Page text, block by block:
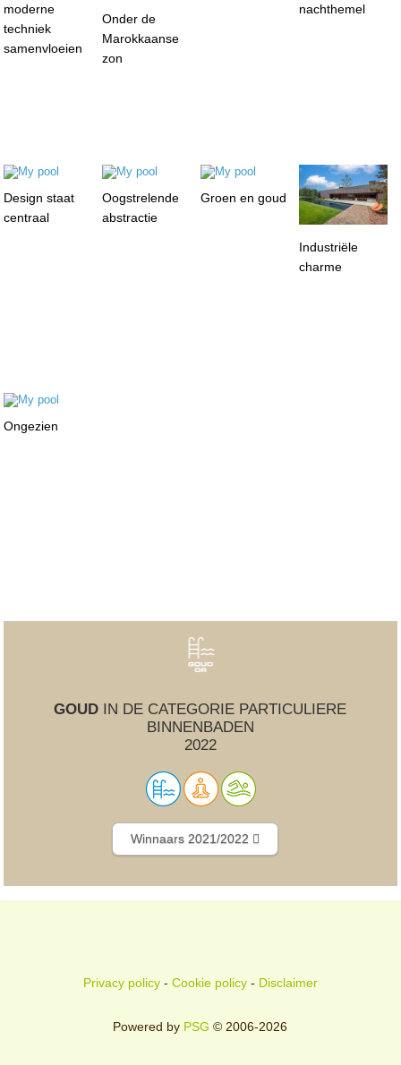
moderne
techniek
samenvloeien
Onder de
Marokkaanse
zon
nachthemel
Design staat
centraal
Oogstrelende
abstractie
Groen en goud
Industriële
charme
Ongezien
GOUD IN DE CATEGORIE PARTICULIERE
BINNENBADEN
2022
Winnaars 2021/2022
Privacy policy- Cookie policy- Disclaimer
Powered by PSG © 2006-2026